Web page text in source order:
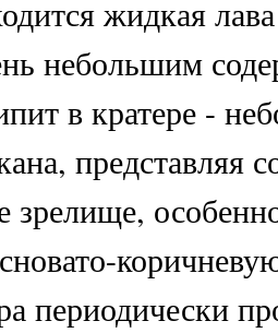
жидкая
небольшим
в кратере -
представляя
зрелище,
периодически